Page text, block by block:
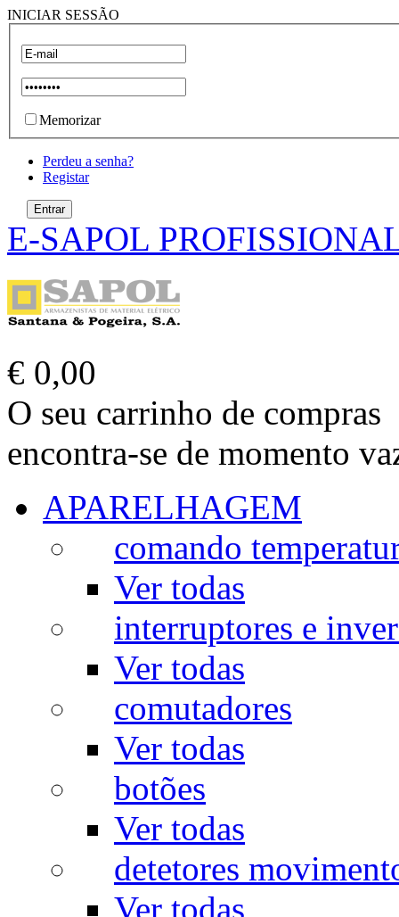
INICIAR SESSÃO
Memorizar
Perdeu a senha?
Registar
E-SAPOL
€ 0,00
O seu carrinho de compras
encontra-se de momento
APARELHAGEM
comando
Ver todas
interruptores e
Ver todas
comutadores
Ver todas
botões
Ver todas
detetores
Ver todas